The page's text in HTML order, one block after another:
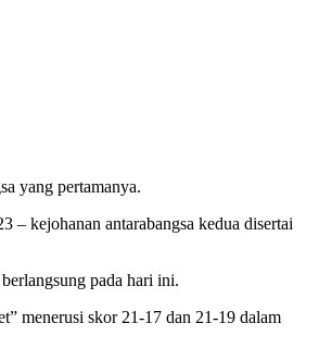
yang pertamanya.
– kejohanan antarabangsa kedua disertai
pada hari ini.
menerusi skor 21-17 dan 21-19 dalam